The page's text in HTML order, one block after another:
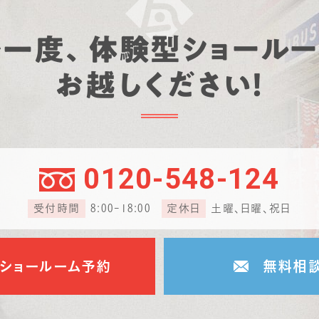
度、 体験型ショール
お越しください！
0120-548-124
受付時間 8:00-18:00 定休日 土曜、日曜、祝日
ショールーム予約 無料相